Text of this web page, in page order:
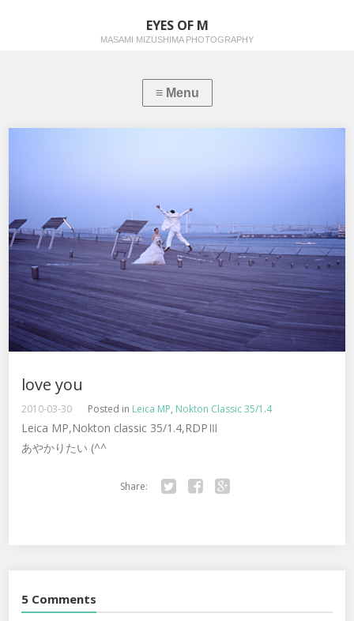
EYES OF M
MASAMI MIZUSHIMA PHOTOGRAPHY
love you
2010-03-30 Posted in Leica MP, Nokton Classic 35/1.4
Leica MP,Nokton classic 35/1.4,RDPⅢ
あやかりたい (^^ゞ
Share:
5 Comments